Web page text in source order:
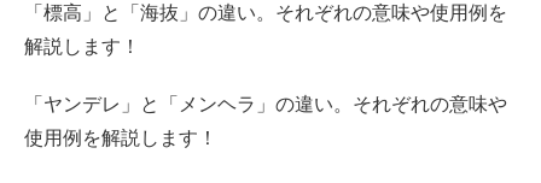
「標高」と「海抜」の違い。それぞれの意味や使用例を
解説します！
「ヤンデレ」と「メンヘラ」の違い。それぞれの意味や
使用例を解説します！